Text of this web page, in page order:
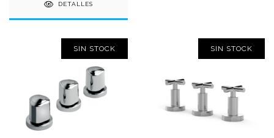
DETALLES
SIN STOCK SIN STOCK